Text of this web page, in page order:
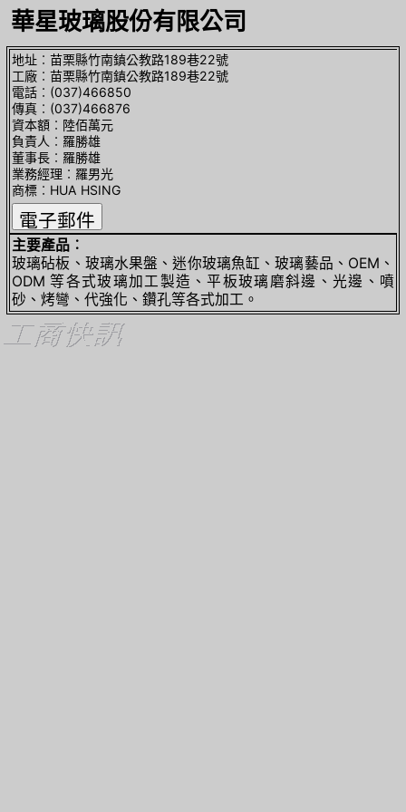
華星玻璃股份有限公司
地址︰苗栗縣竹南鎮公教路189巷22號
工廠︰苗栗縣竹南鎮公教路189巷22號
電話︰(037)466850
傳真︰(037)466876
資本額︰陸佰萬元
負責人︰羅勝雄
董事長︰羅勝雄
業務經理︰羅男光
商標︰HUA HSING
主要產品︰
玻璃砧板、玻璃水果盤、迷你玻璃魚缸、玻璃藝品、OEM、
ODM 等各式玻璃加工製造、平板玻璃磨斜邊、光邊、噴
砂、烤彎、代強化、鑽孔等各式加工。